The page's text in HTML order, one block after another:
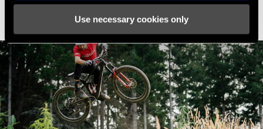
Use necessary cookies only